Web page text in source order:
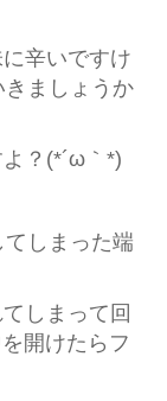
辛いですけ
きましょうか
？(*´ω｀*)
しまった端
しまって回
開けたらフ